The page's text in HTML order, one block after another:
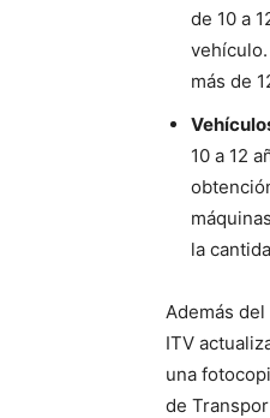
de 10 a
más de
10 a 12
la
Además
ITV
una
de